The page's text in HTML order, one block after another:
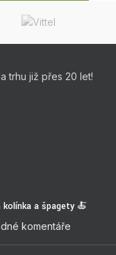
trhu již přes 20 let!
a špagety 🍝
komentáře